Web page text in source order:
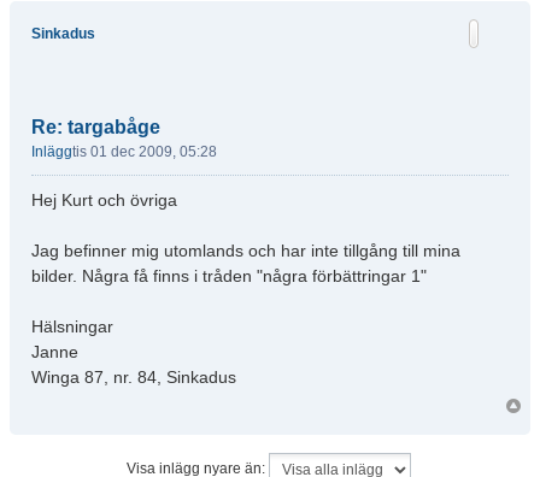
Sinkadus
Re: targabåge
Inläggtis 01 dec 2009, 05:28
Hej Kurt och övriga
Jag befinner mig utomlands och har inte tillgång till mina
bilder. Några få finns i tråden "några förbättringar 1"
Hälsningar
Janne
Winga 87, nr. 84, Sinkadus
Visa inlägg nyare än: